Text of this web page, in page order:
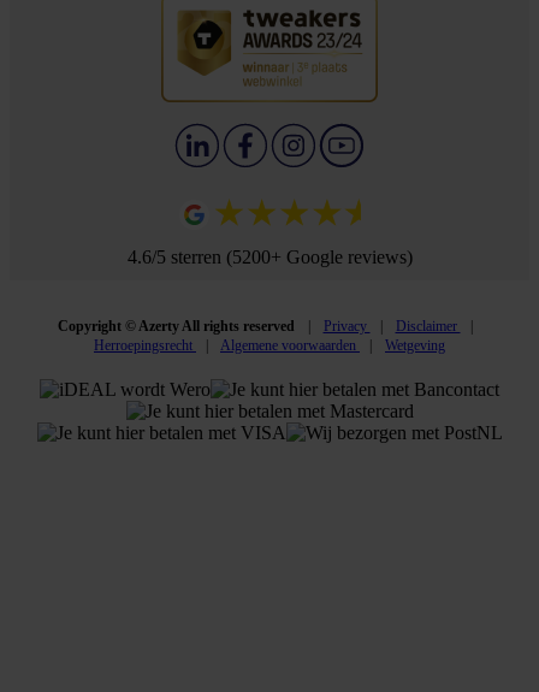
4.6/5 sterren (5200+ Google reviews)
Copyright © Azerty All rights reserved Privacy
Disclaimer
Herroepingsrecht
Algemene voorwaarden Wetgeving